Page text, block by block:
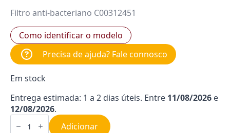
Filtro anti-bacteriano C00312451
Como identificar o modelo
Precisa de ajuda? Fale connosco
Em stock
Entrega estimada: 1 a 2 dias úteis. Entre 11/08/2026 e
12/08/2026.
Quantidade
de Adicionar